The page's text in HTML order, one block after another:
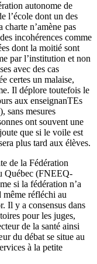
autonome de
l’école dont un des
n’amène pas
incohérences comme
dont la moitié sont
par l’institution et non
avec des cas
certes un malaise,
Il déplore toutefois le
aux enseignanTEs
sans mesures
ont souvent une
que si le voile est
plus tard aux élèves.
de la Fédération
Québec (FNEEQ-
si la fédération n’a
même réfléchi au
Il y a consensus dans
pour les juges,
de la santé ainsi
du débat se situe au
à la petite